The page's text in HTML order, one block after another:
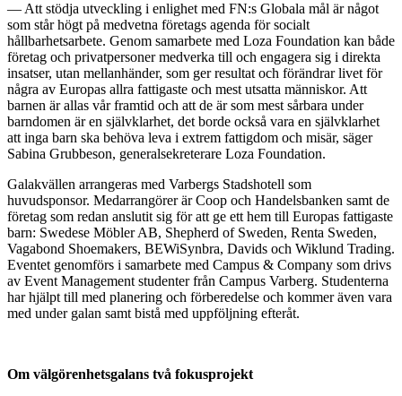
— Att stödja utveckling i enlighet med FN:s Globala mål är något
som står högt på medvetna företags agenda för socialt
hållbarhetsarbete. Genom samarbete med Loza Foundation kan både
företag och privatpersoner medverka till och engagera sig i direkta
insatser, utan mellanhänder, som ger resultat och förändrar livet för
några av Europas allra fattigaste och mest utsatta människor. Att
barnen är allas vår framtid och att de är som mest sårbara under
barndomen är en självklarhet, det borde också vara en självklarhet
att inga barn ska behöva leva i extrem fattigdom och misär, säger
Sabina Grubbeson, generalsekreterare Loza Foundation.
Galakvällen arrangeras med Varbergs Stadshotell som
huvudsponsor. Medarrangörer är Coop och Handelsbanken samt de
företag som redan anslutit sig för att ge ett hem till Europas fattigaste
barn: Swedese Möbler AB, Shepherd of Sweden, Renta Sweden,
Vagabond Shoemakers, BEWiSynbra, Davids och Wiklund Trading.
Eventet genomförs i samarbete med Campus & Company som drivs
av Event Management studenter från Campus Varberg. Studenterna
har hjälpt till med planering och förberedelse och kommer även vara
med under galan samt bistå med uppföljning efteråt.
Om välgörenhetsgalans två fokusprojekt